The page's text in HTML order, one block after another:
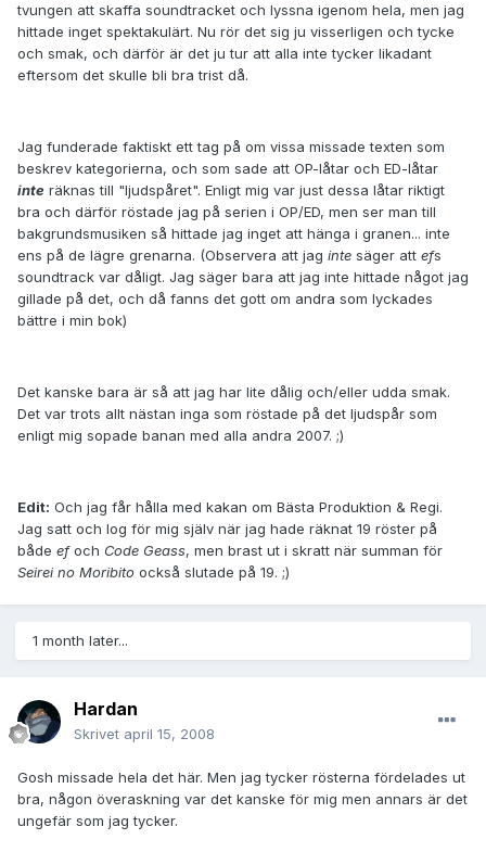
tvungen att skaffa soundtracket och lyssna igenom hela, men jag
hittade inget spektakulärt. Nu rör det sig ju visserligen och tycke
och smak, och därför är det ju tur att alla inte tycker likadant
eftersom det skulle bli bra trist då.
Jag funderade faktiskt ett tag på om vissa missade texten som
beskrev kategorierna, och som sade att OP-låtar och ED-låtar
inte räknas till "ljudspåret". Enligt mig var just dessa låtar riktigt
bra och därför röstade jag på serien i OP/ED, men ser man till
bakgrundsmusiken så hittade jag inget att hänga i granen... inte
ens på de lägre grenarna. (Observera att jag inte säger att efs
soundtrack var dåligt. Jag säger bara att jag inte hittade något jag
gillade på det, och då fanns det gott om andra som lyckades
bättre i min bok)
Det kanske bara är så att jag har lite dålig och/eller udda smak.
Det var trots allt nästan inga som röstade på det ljudspår som
enligt mig sopade banan med alla andra 2007. ;)
Edit: Och jag får hålla med kakan om Bästa Produktion & Regi.
Jag satt och log för mig själv när jag hade räknat 19 röster på
både efoch Code Geass, men brast ut i skratt när summan för
Seirei no Moribito också slutade på 19. ;)
1 month later...
Hardan
Skrivet april 15, 2008
Gosh missade hela det här. Men jag tycker rösterna fördelades ut
bra, någon överaskning var det kanske för mig men annars är det
ungefär som jag tycker.